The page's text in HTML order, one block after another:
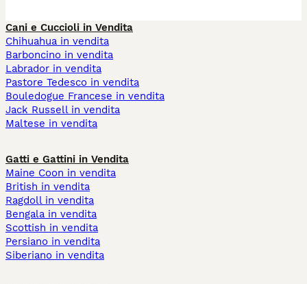
Cani e Cuccioli in Vendita
Chihuahua in vendita
Barboncino in vendita
Labrador in vendita
Pastore Tedesco in vendita
Bouledogue Francese in vendita
Jack Russell in vendita
Maltese in vendita
Gatti e Gattini in Vendita
Maine Coon in vendita
British in vendita
Ragdoll in vendita
Bengala in vendita
Scottish in vendita
Persiano in vendita
Siberiano in vendita